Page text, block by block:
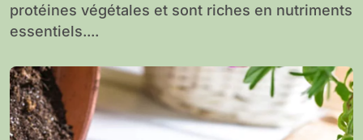
protéines végétales et sont riches en nutriments
essentiels....